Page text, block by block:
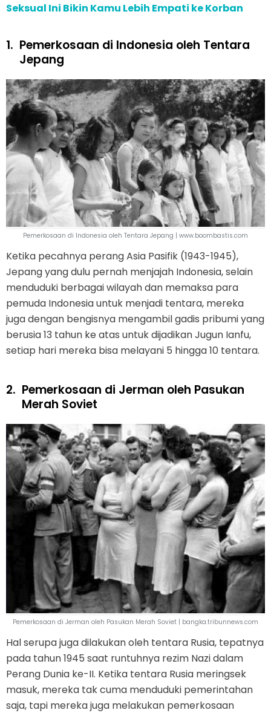
Seksual Ini Bikin Kamu Lebih Empati ke Korban
1. Pemerkosaan di Indonesia oleh Tentara
Jepang
Pemerkosaan di Indonesia oleh Tentara Jepang | www.boombastis.com
Ketika pecahnya perang Asia Pasifik (1943-1945),
Jepang yang dulu pernah menjajah Indonesia, selain
menduduki berbagai wilayah dan memaksa para
pemuda Indonesia untuk menjadi tentara, mereka
juga dengan bengisnya mengambil gadis pribumi yang
berusia 13 tahun ke atas untuk dijadikan Jugun Ianfu,
setiap hari mereka bisa melayani 5 hingga 10 tentara.
2. Pemerkosaan di Jerman oleh Pasukan
Merah Soviet
Pemerkosaan di Jerman oleh Pasukan Merah Soviet | bangka.tribunnews.com
Hal serupa juga dilakukan oleh tentara Rusia, tepatnya
pada tahun 1945 saat runtuhnya rezim Nazi dalam
Perang Dunia ke-II. Ketika tentara Rusia meringsek
masuk, mereka tak cuma menduduki pemerintahan
saja, tapi mereka juga melakukan pemerkosaan